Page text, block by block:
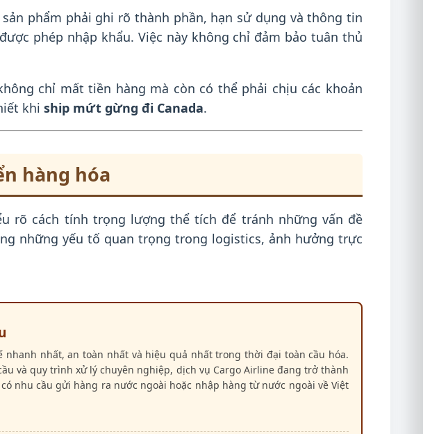
phẩm phải ghi rõ thành phần, hạn sử dụng và thông tin
phép nhập khẩu. Việc này không chỉ đảm bảo tuân thủ
chỉ mất tiền hàng mà còn có thể phải chịu các khoản
khi ship mứt gừng đi Canada.
hàng hóa
rõ cách tính trọng lượng thể tích để tránh những vấn đề
những yếu tố quan trọng trong logistics, ảnh hưởng trực
nhất, an toàn nhất và hiệu quả nhất trong thời đại toàn cầu hóa.
và quy trình xử lý chuyên nghiệp, dịch vụ Cargo Airline đang trở thành
nhu cầu gửi hàng ra nước ngoài hoặc nhập hàng từ nước ngoài về Việt